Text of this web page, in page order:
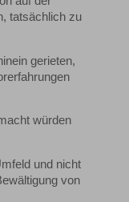
tatsächlich zu
gerieten,
würden
und nicht
von